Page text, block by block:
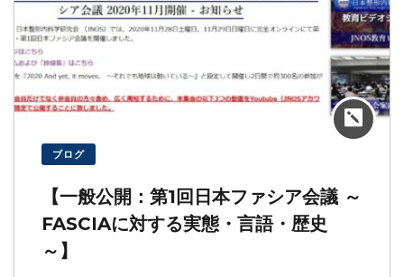
ブログ
【一般公開：第1回日本ファシア会議 ～
FASCIAに対する実態・言語・歴史
～】